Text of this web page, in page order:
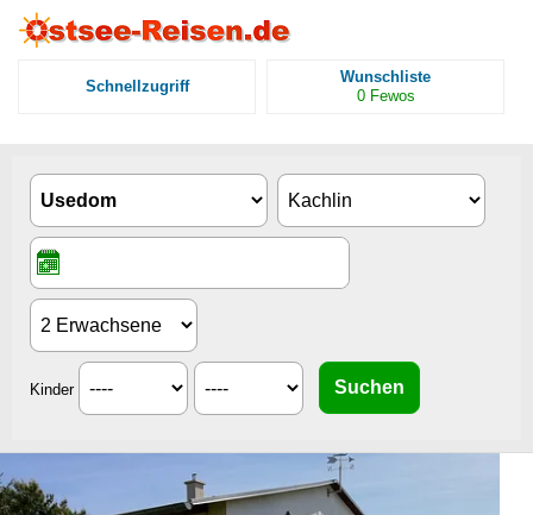
Schnellzugriff
Wunschliste
0 Fewos
Kinder